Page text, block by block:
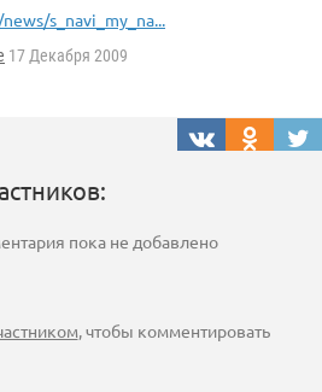
s_navi_my_na...
17 Декабря 2009
пока не добавлено
, чтобы комментировать